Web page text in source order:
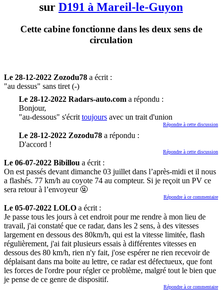
sur D191 à Mareil-le-Guyon
Cette cabine fonctionne dans les deux sens de
circulation
Le 28-12-2022 Zozodu78 a écrit :
"au dessus" sans tiret (-)
Le 28-12-2022 Radars-auto.com a répondu :
Bonjour,
"au-dessous" s'écrit toujours avec un trait d'union
Répondre à cette discussion
Le 28-12-2022 Zozodu78 a répondu :
D'accord !
Répondre à cette discussion
Le 06-07-2022 Bibillou a écrit :
On est passés devant dimanche 03 juillet dans l’après-midi et il nous
a flashés. 77 km/h au coyote 74 au compteur. Si je reçoit un PV ce
sera retour à l’envoyeur 🤬
Répondre à ce commentaire
Le 05-07-2022 LOLO a écrit :
Je passe tous les jours à cet endroit pour me rendre à mon lieu de
travail, j'ai constaté que ce radar, dans les 2 sens, à des vitesses
largement en dessous des 80km/h, qui est la vitesse limitée, flash
régulièrement, j'ai fait plusieurs essais à différentes vitesses en
dessous des 80 km/h, rien n'y fait, j'ose espérer ne rien recevoir de
déplaisant dans ma boite au lettre, ce radar est défectueux, que font
les forces de l'ordre pour régler ce problème, malgré tout le bien que
je pense de ce genre de dispositif.
Répondre à ce commentaire